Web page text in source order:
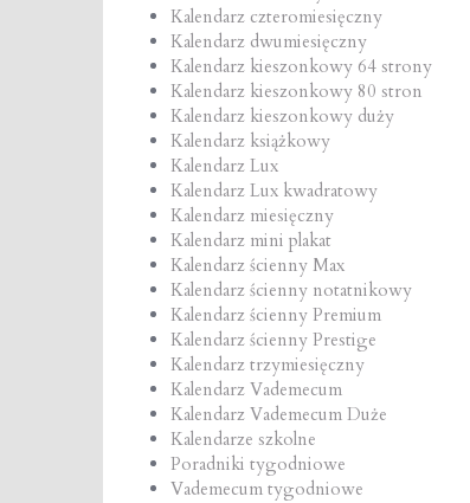
Kalendarz czteromiesięczny
Kalendarz dwumiesięczny
Kalendarz kieszonkowy 64 strony
Kalendarz kieszonkowy 80 stron
Kalendarz kieszonkowy duży
Kalendarz książkowy
Kalendarz Lux
Kalendarz Lux kwadratowy
Kalendarz miesięczny
Kalendarz mini plakat
Kalendarz ścienny Max
Kalendarz ścienny notatnikowy
Kalendarz ścienny Premium
Kalendarz ścienny Prestige
Kalendarz trzymiesięczny
Kalendarz Vademecum
Kalendarz Vademecum Duże
Kalendarze szkolne
Poradniki tygodniowe
Vademecum tygodniowe